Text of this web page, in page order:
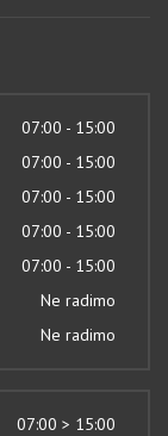
07:00 - 15:00
07:00 - 15:00
07:00 - 15:00
07:00 - 15:00
07:00 - 15:00
Ne radimo
Ne radimo
07:00 > 15:00